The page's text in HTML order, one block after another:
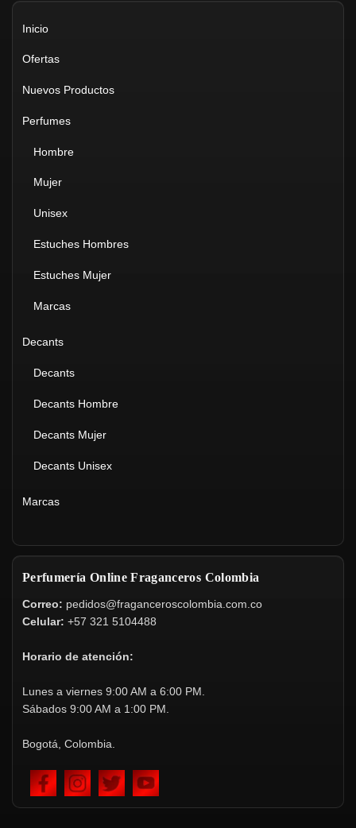
Inicio
Ofertas
Nuevos Productos
Perfumes
Hombre
Mujer
Unisex
Estuches Hombres
Estuches Mujer
Marcas
Decants
Decants
Decants Hombre
Decants Mujer
Decants Unisex
Marcas
Perfumería Online Fraganceros Colombia
Correo: pedidos@fraganceroscolombia.com.co
Celular: +57 321 5104488
Horario de atención:
Lunes a viernes 9:00 AM a 6:00 PM.
Sábados 9:00 AM a 1:00 PM.
Bogotá, Colombia.